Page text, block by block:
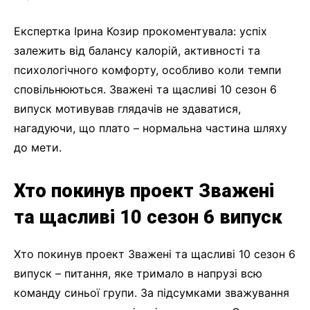
Експертка Ірина Козир прокоментувала: успіх
залежить від балансу калорій, активності та
психологічного комфорту, особливо коли темпи
сповільнюються. Зважені та щасливі 10 сезон 6
випуск мотивував глядачів не здаватися,
нагадуючи, що плато – нормальна частина шляху
до мети.
Хто покинув проект Зважені
та щасливі 10 сезон 6 випуск
Хто покинув проект Зважені та щасливі 10 сезон 6
випуск – питання, яке тримало в напрузі всю
команду синьої групи. За підсумками зважування